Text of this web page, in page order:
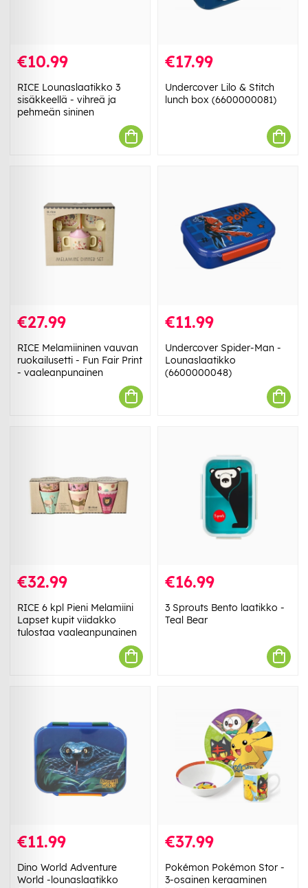
€10.99
RICE Lounaslaatikko 3
sisäkkeellä - vihreä ja
pehmeän sininen
€17.99
Undercover Lilo & Stitch
lunch box (6600000081)
€27.99
RICE Melamiininen vauvan
ruokailusetti - Fun Fair Print
- vaaleanpunainen
€11.99
Undercover Spider-Man -
Lounaslaatikko
(6600000048)
€32.99
RICE 6 kpl Pieni Melamiini
Lapset kupit viidakko
tulostaa vaaleanpunainen
€16.99
3 Sprouts Bento laatikko -
Teal Bear
€11.99
Dino World Adventure
World -lounaslaatikko
€37.99
Pokémon Pokémon Stor -
3-osainen keraaminen